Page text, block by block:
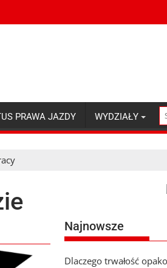
PRAWA JAZDY WYDZIAŁY
Najnowsze
Dlaczego trwałość